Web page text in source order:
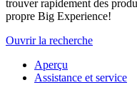
trouver rapidement des
propre Big Experience!
Ouvrir la recherche
Aperçu
Assistance et service